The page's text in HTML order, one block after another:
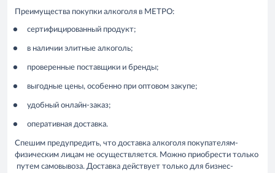
Преимущества покупки алкоголя в МЕТРО:
сертифицированный продукт;
в наличии элитные алкоголь;
проверенные поставщики и бренды;
выгодные цены, особенно при оптовом закупе;
удобный онлайн-заказ;
оперативная доставка.
Спешим предупредить, что доставка алкоголя покупателям-
физическим лицам не осуществляется. Можно приобрести только
путем самовывоза. Доставка действует только для бизнес-